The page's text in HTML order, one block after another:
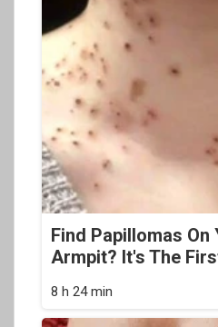
Find Papillomas On
Armpit? It's The
8 h 24 min